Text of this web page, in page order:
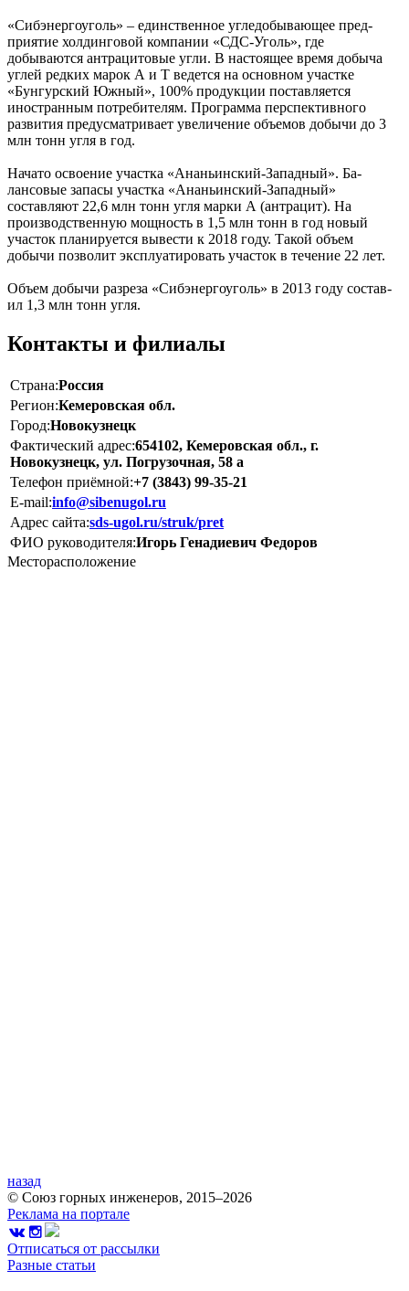
«Сибэнергоуголь» – един­ственное угледобывающее пред­
приятие холдинговой компании «СДС-Уголь», где
добываются антрацитовые угли. В настоящее время добыча
углей редких ма­рок А и Т ведется на основном участке
«Бунгурский Южный», 100% продукции поставляется
иностранным потребителям. Программа перспективного
развития предусматривает увеличение объемов добычи до 3
млн тонн угля в год.
Начато освоение участка «Ананьинский-Западный». Ба­
лансовые запасы участка «Ана­ньинский-Западный»
составляют 22,6 млн тонн угля марки А (ан­трацит). На
производственную мощность в 1,5 млн тонн в год но­вый
участок планируется вывести к 2018 году. Такой объем
добычи позволит эксплуатировать уча­сток в течение 22 лет.
Объем добычи разреза «Сибэнергоуголь» в 2013 году состав­
ил 1,3 млн тонн угля.
Контакты и филиалы
Страна:Россия
Регион:Кемеровская обл.
Город:Новокузнецк
Фактический адрес:654102, Кемеровская обл., г.
Новокузнецк, ул. Погрузочная, 58 а
Телефон приёмной:+7 (3843) 99-35-21
E-mail:info@sibenugol.ru
Адрес сайта:sds-ugol.ru/struk/pret
ФИО руководителя:Игорь Генадиевич Федоров
Месторасположение
назад
© Союз горных инженеров, 2015–2026
Реклама на портале
Отписаться от рассылки
Разные статьи